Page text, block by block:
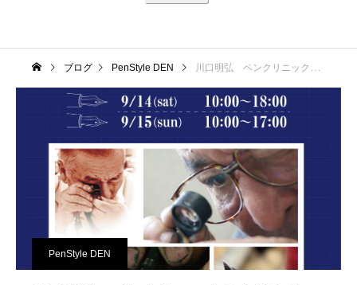
ブログ PenStyle DEN 川口明弘 ペンクリニックのお知らせ 9/14・9/15
PenStyle DEN